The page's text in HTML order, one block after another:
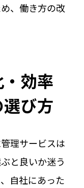
、働き方の改
効率
び方
理サービスは
と良いか迷う
自社にあった